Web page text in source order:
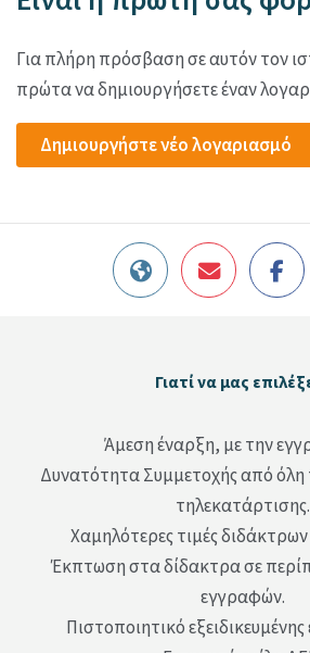
Για πλήρη πρόσβαση σε αυτόν τον
πρώτα να δημιουργήσετε έναν
Δημιουργήστε νέο λογαριασμό
Παράλειψη Γιατί να μας επιλέξετε
Γιατί να μας
Άμεση έναρξη, με την
Δυνατότητα Συμμετοχής από
τηλεκατάρτισης.
Χαμηλότερες τιμές
Έκπτωση στα δίδακτρα σε
εγγραφών.
Πιστοποιητικό